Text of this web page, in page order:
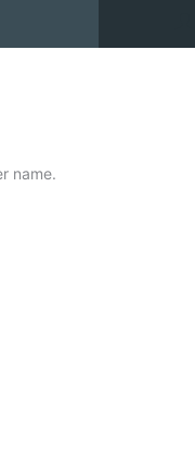
name.